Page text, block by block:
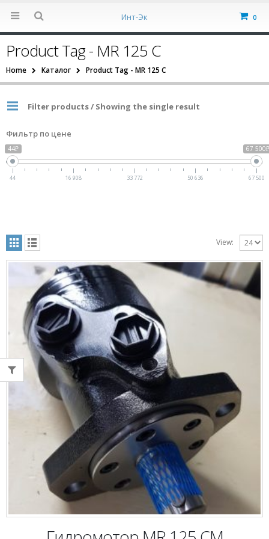
Инт-Эк 0
Product Tag - MR 125 С
Home Каталог Product Tag - MR 125 С
Filter products / Showing the single result
Фильтр по цене
44₽ 67 500₽
44 16 908 33 772 50 636 67 500
View: